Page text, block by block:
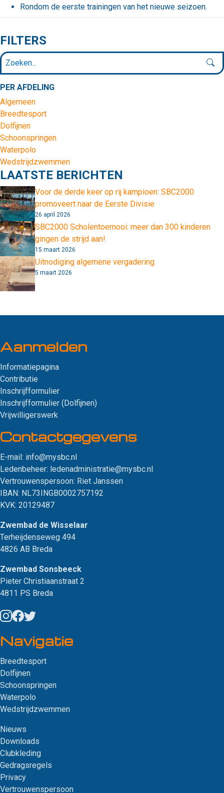
Rondom de eerste trainingen van het nieuwe seizoen.
FILTERS
PER AFDELING
Algemeen
Breedtesport
Dolfijnen
Schoonspringen
Waterpolo
Wedstrijdzwemmen
LAATSTE BERICHTEN
Voor de derde keer op rij kampioen: SBC2000
promoveert naar de Eerste Divisie
26 april 2026
SBC2000 Scholentoernooi: meer dan 300 kinderen
gingen de strijd aan!
15 maart 2026
Uitnodiging algemene vergadering
5 maart 2026
Aanmelden
Informatiepagina
Contributie
Inschrijfformulier
Inschrijfformulier (Dolfijnen)
Vrijwilligerswerk
Contact­gegevens
E-mail: info@mysbc.nl
Ledenbeheer: ledenadministratie@mysbc.nl
Vertrouwenspersoon: Riet Janssen
IBAN: NL73INGB0002757192
KVK: 20129487
Zwembad de Wisselaar
Terheijdenseweg 494
4826 AB Breda
Zwembad Sonsbeeck
Pieter Christiaanstraat 2
4811 PS Breda
Navigatie
Breedtesport
Dolfijnen
Schoonspringen
Waterpolo
Wedstrijdzwemmen
Nieuws
Downloads
Clubkleding
Gedragsregels
Privacy
Vertrouwenspersoon